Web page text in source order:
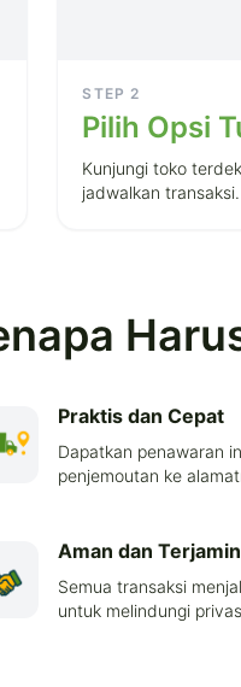
STEP 2
Pilih Opsi
Kunjungi toko
jadwalkan transaksi.
Praktis dan Cepat
Dapatkan penawaran
penjemoutan ke
Aman dan Terjamin
Semua transaksi
untuk melindungi